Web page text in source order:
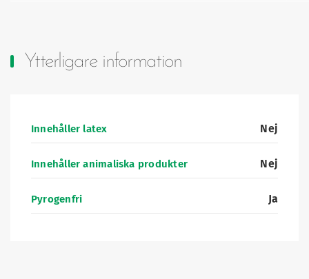
Ytterligare information
Innehåller latex Nej
Innehåller animaliska produkter Nej
Pyrogenfri Ja